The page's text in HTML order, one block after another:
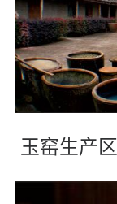
玉窑生产区